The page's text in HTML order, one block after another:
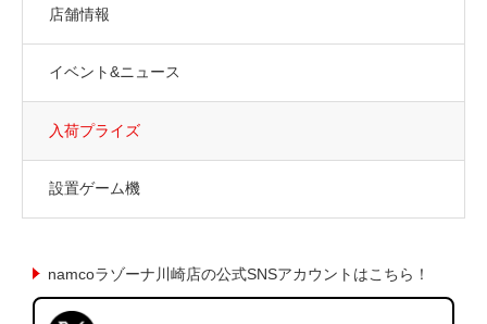
店舗情報
イベント&ニュース
入荷プライズ
設置ゲーム機
namcoラゾーナ川崎店の公式SNSアカウントはこちら！